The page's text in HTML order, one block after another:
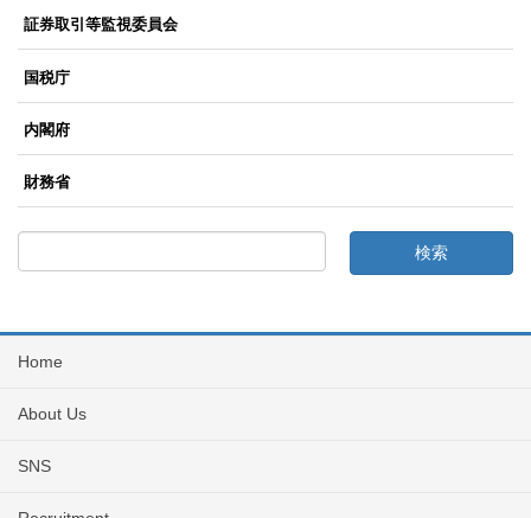
証券取引等監視委員会
国税庁
内閣府
財務省
Home
About Us
SNS